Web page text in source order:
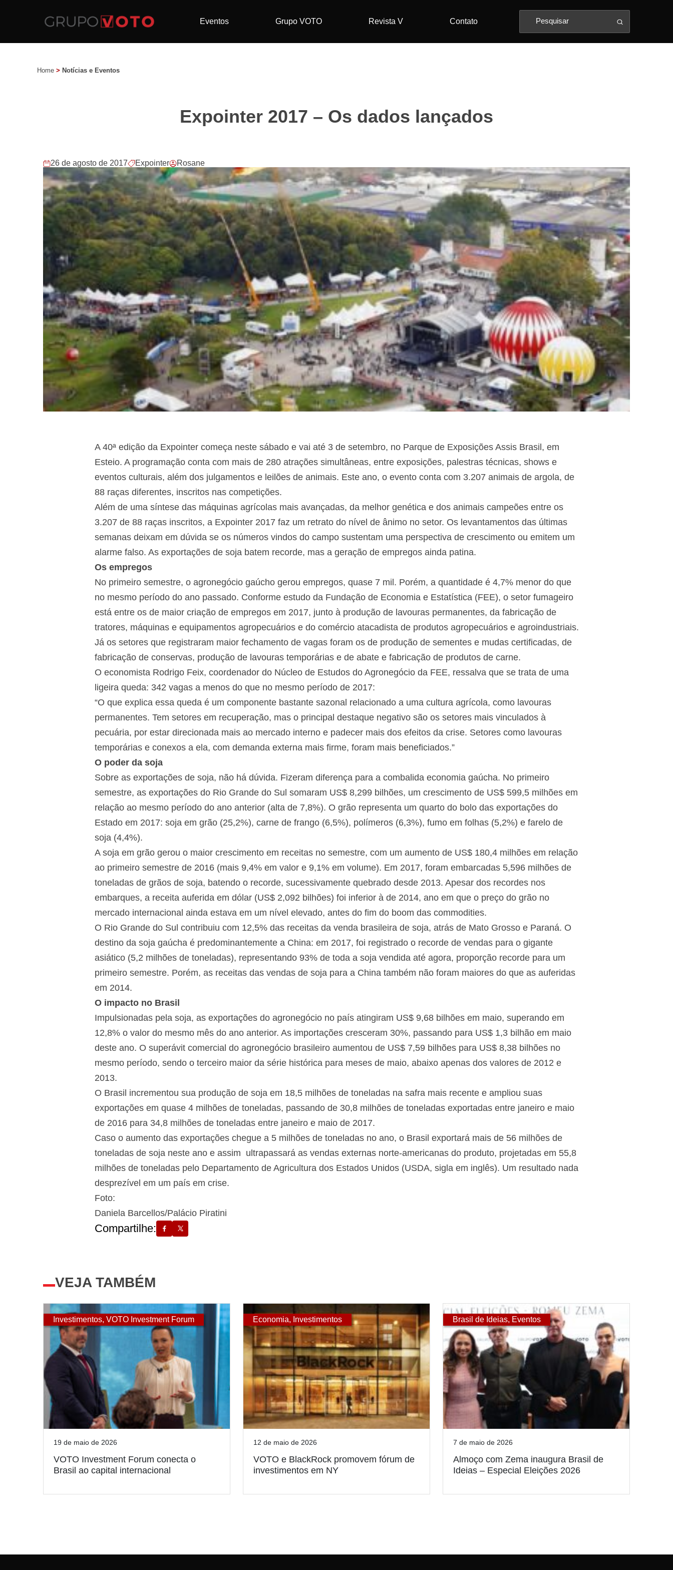
Eventos Grupo VOTO Revista V Contato
Home > Notícias e Eventos
Expointer 2017 – Os dados lançados
26 de agosto de 2017 Expointer Rosane
A 40ª edição da Expointer começa neste sábado e vai até 3 de setembro, no Parque de Exposições Assis Brasil, em
Esteio. A programação conta com mais de 280 atrações simultâneas, entre exposições, palestras técnicas, shows e
eventos culturais, além dos julgamentos e leilões de animais. Este ano, o evento conta com 3.207 animais de argola, de
88 raças diferentes, inscritos nas competições.
Além de uma síntese das máquinas agrícolas mais avançadas, da melhor genética e dos animais campeões entre os
3.207 de 88 raças inscritos, a Expointer 2017 faz um retrato do nível de ânimo no setor. Os levantamentos das últimas
semanas deixam em dúvida se os números vindos do campo sustentam uma perspectiva de crescimento ou emitem um
alarme falso. As exportações de soja batem recorde, mas a geração de empregos ainda patina.
Os empregos
No primeiro semestre, o agronegócio gaúcho gerou empregos, quase 7 mil. Porém, a quantidade é 4,7% menor do que
no mesmo período do ano passado. Conforme estudo da Fundação de Economia e Estatística (FEE), o setor fumageiro
está entre os de maior criação de empregos em 2017, junto à produção de lavouras permanentes, da fabricação de
tratores, máquinas e equipamentos agropecuários e do comércio atacadista de produtos agropecuários e agroindustriais.
Já os setores que registraram maior fechamento de vagas foram os de produção de sementes e mudas certificadas, de
fabricação de conservas, produção de lavouras temporárias e de abate e fabricação de produtos de carne.
O economista Rodrigo Feix, coordenador do Núcleo de Estudos do Agronegócio da FEE, ressalva que se trata de uma
ligeira queda: 342 vagas a menos do que no mesmo período de 2017:
“O que explica essa queda é um componente bastante sazonal relacionado a uma cultura agrícola, como lavouras
permanentes. Tem setores em recuperação, mas o principal destaque negativo são os setores mais vinculados à
pecuária, por estar direcionada mais ao mercado interno e padecer mais dos efeitos da crise. Setores como lavouras
temporárias e conexos a ela, com demanda externa mais firme, foram mais beneficiados.”
O poder da soja
Sobre as exportações de soja, não há dúvida. Fizeram diferença para a combalida economia gaúcha. No primeiro
semestre, as exportações do Rio Grande do Sul somaram US$ 8,299 bilhões, um crescimento de US$ 599,5 milhões em
relação ao mesmo período do ano anterior (alta de 7,8%). O grão representa um quarto do bolo das exportações do
Estado em 2017: soja em grão (25,2%), carne de frango (6,5%), polímeros (6,3%), fumo em folhas (5,2%) e farelo de
soja (4,4%).
A soja em grão gerou o maior crescimento em receitas no semestre, com um aumento de US$ 180,4 milhões em relação
ao primeiro semestre de 2016 (mais 9,4% em valor e 9,1% em volume). Em 2017, foram embarcadas 5,596 milhões de
toneladas de grãos de soja, batendo o recorde, sucessivamente quebrado desde 2013. Apesar dos recordes nos
embarques, a receita auferida em dólar (US$ 2,092 bilhões) foi inferior à de 2014, ano em que o preço do grão no
mercado internacional ainda estava em um nível elevado, antes do fim do boom das commodities.
O Rio Grande do Sul contribuiu com 12,5% das receitas da venda brasileira de soja, atrás de Mato Grosso e Paraná. O
destino da soja gaúcha é predominantemente a China: em 2017, foi registrado o recorde de vendas para o gigante
asiático (5,2 milhões de toneladas), representando 93% de toda a soja vendida até agora, proporção recorde para um
primeiro semestre. Porém, as receitas das vendas de soja para a China também não foram maiores do que as auferidas
em 2014.
O impacto no Brasil
Impulsionadas pela soja, as exportações do agronegócio no país atingiram US$ 9,68 bilhões em maio, superando em
12,8% o valor do mesmo mês do ano anterior. As importações cresceram 30%, passando para US$ 1,3 bilhão em maio
deste ano. O superávit comercial do agronegócio brasileiro aumentou de US$ 7,59 bilhões para US$ 8,38 bilhões no
mesmo período, sendo o terceiro maior da série histórica para meses de maio, abaixo apenas dos valores de 2012 e
2013.
O Brasil incrementou sua produção de soja em 18,5 milhões de toneladas na safra mais recente e ampliou suas
exportações em quase 4 milhões de toneladas, passando de 30,8 milhões de toneladas exportadas entre janeiro e maio
de 2016 para 34,8 milhões de toneladas entre janeiro e maio de 2017.
Caso o aumento das exportações chegue a 5 milhões de toneladas no ano, o Brasil exportará mais de 56 milhões de
toneladas de soja neste ano e assim ultrapassará as vendas externas norte-americanas do produto, projetadas em 55,8
milhões de toneladas pelo Departamento de Agricultura dos Estados Unidos (USDA, sigla em inglês). Um resultado nada
desprezível em um país em crise.
Foto:
Daniela Barcellos/Palácio Piratini
Compartilhe:
VEJA TAMBÉM
Investimentos, VOTO Investment Forum
19 de maio de 2026
VOTO Investment Forum conecta o
Brasil ao capital internacional
Economia, Investimentos
12 de maio de 2026
VOTO e BlackRock promovem fórum de
investimentos em NY
Brasil de Ideias, Eventos
7 de maio de 2026
Almoço com Zema inaugura Brasil de
Ideias – Especial Eleições 2026